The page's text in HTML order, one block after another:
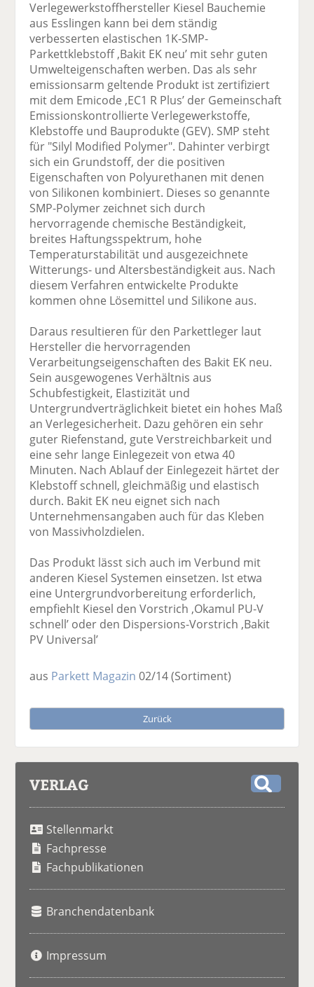
Verlegewerkstoffhersteller Kiesel Bauchemie
aus Esslingen kann bei dem ständig
verbesserten elastischen 1K-SMP-
Parkettklebstoff ,Bakit EK neu’ mit sehr guten
Umwelteigenschaften werben. Das als sehr
emissionsarm geltende Produkt ist zertifiziert
mit dem Emicode ,EC1 R Plus’ der Gemeinschaft
Emissionskontrollierte Verlegewerkstoffe,
Klebstoffe und Bauprodukte (GEV). SMP steht
für "Silyl Modified Polymer". Dahinter verbirgt
sich ein Grundstoff, der die positiven
Eigenschaften von Polyurethanen mit denen
von Silikonen kombiniert. Dieses so genannte
SMP-Polymer zeichnet sich durch
hervorragende chemische Beständigkeit,
breites Haftungsspektrum, hohe
Temperaturstabilität und ausgezeichnete
Witterungs- und Altersbeständigkeit aus. Nach
diesem Verfahren entwickelte Produkte
kommen ohne Lösemittel und Silikone aus.
Daraus resultieren für den Parkettleger laut
Hersteller die hervorragenden
Verarbeitungseigenschaften des Bakit EK neu.
Sein ausgewogenes Verhältnis aus
Schubfestigkeit, Elastizität und
Untergrundverträglichkeit bietet ein hohes Maß
an Verlegesicherheit. Dazu gehören ein sehr
guter Riefenstand, gute Verstreichbarkeit und
eine sehr lange Einlegezeit von etwa 40
Minuten. Nach Ablauf der Einlegezeit härtet der
Klebstoff schnell, gleichmäßig und elastisch
durch. Bakit EK neu eignet sich nach
Unternehmensangaben auch für das Kleben
von Massivholzdielen.
Das Produkt lässt sich auch im Verbund mit
anderen Kiesel Systemen einsetzen. Ist etwa
eine Untergrundvorbereitung erforderlich,
empfiehlt Kiesel den Vorstrich ,Okamul PU-V
schnell’ oder den Dispersions-Vorstrich ,Bakit
PV Universal’
aus Parkett Magazin 02/14(Sortiment)
Zurück
VERLAG
Stellenmarkt
Fachpresse
Fachpublikationen
Branchendatenbank
Impressum